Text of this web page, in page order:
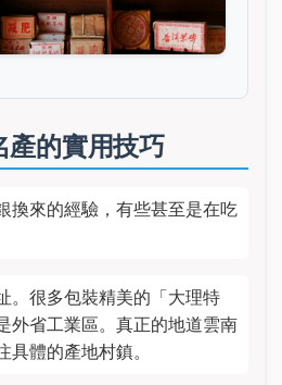
產的實用技巧
換來的經驗，有些甚至是在吃
。很多包裝精美的「大理特
外省工業區。真正的地道雲南
體的產地村鎮。